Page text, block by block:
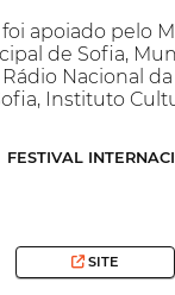
foi apoiado pelo
de Sofia,
Nacional
Instituto
FESTIVAL
SITE